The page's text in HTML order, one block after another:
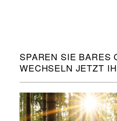
SPAREN SIE BARES
WECHSELN JETZT